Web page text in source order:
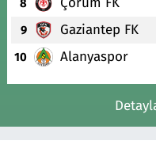
8
9 Gaziantep FK
10 Alanyaspor